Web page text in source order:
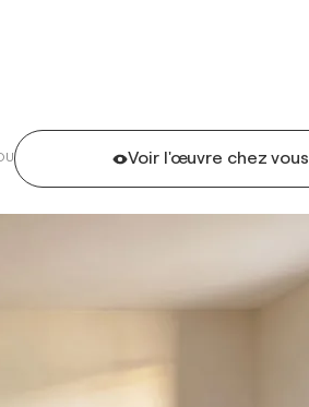
Voir l'œuvre chez vous